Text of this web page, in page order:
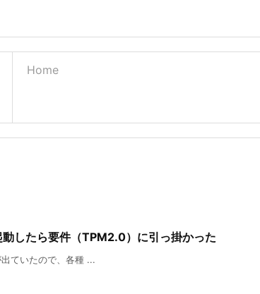
Home
したら要件（TPM2.0）に引っ掛かった
ていたので、各種 ...